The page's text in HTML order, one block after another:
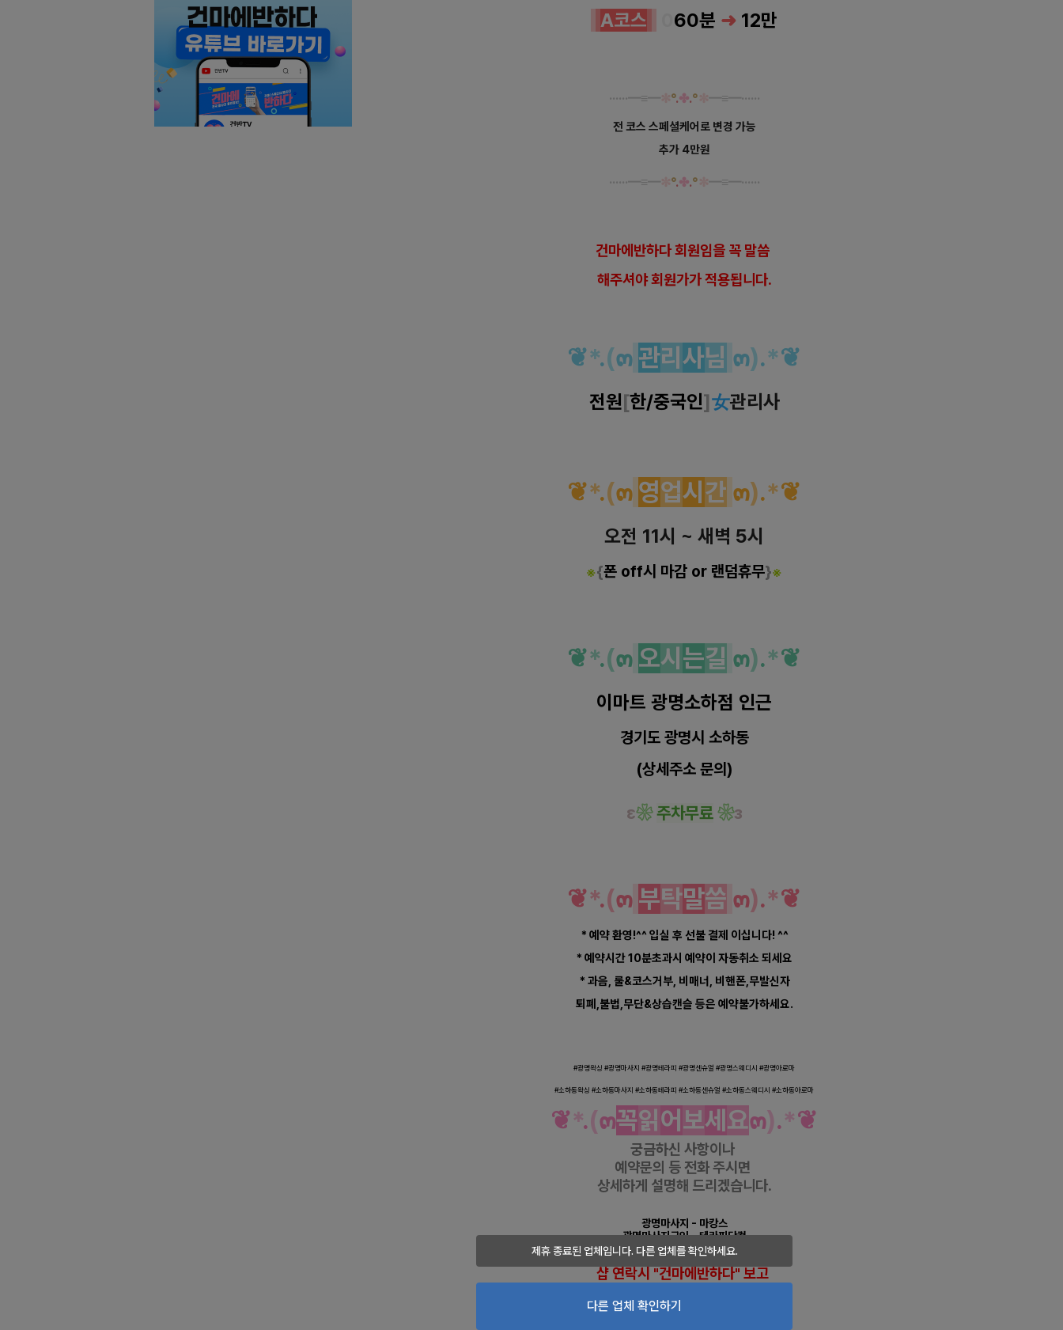
제휴 종료된 업체입니다. 다른 업체를 확인하세요.
다른 업체 확인하기
A코스 60분 ➜ 12만
······━≡━✼ °.✤.° ━≡━······
전 코스 스페셜케어로 변경 가능
추가 4만원
······━≡━✼ °.✤.° ━≡━······
건마에반하다 회원임을 꼭 말씀
해주셔야 회원가가 적용됩니다.
❦*.(๓ 관리 사님 ๓).*❦
전원[한/중국인]女관리사
❦*.(๓ 영업시 간 ๓).*❦
오전 11시 ~ 새벽 5시
※{폰 off시 마감 or 랜덤휴무}※
❦*.(๓ 오시 는길 ๓).*❦
이마트 광명소하점 인근
경기도 광명시 소하동
(상세주소 문의)
ε❀ 주차무료 ❀з
❦*.(๓ 부탁말씀 ๓).*❦
* 예약 환영!^^ 입실 후 선불 결제 이십니다! ^^
* 예약시간 10분초과시 예약이 자동취소 되세요
* 과음, 룰&코스거부, 비매너, 비핸폰,무발신자
퇴폐,불법,무단&상습캔슬 등은 예약불가하세요.
#광명왁싱 #광명마사지 #광명테라피 #광명센슈얼 #광명스웨디시 #광명아로마
#소하동왁싱 #소하동마사지 #소하동테라피 #소하동센슈얼 #소하동스웨디시 #소하동아로마
❦*.(๓꼭읽어 보세 요๓).*❦
궁금하신 사항이나
예약문의 등 전화 주시면
상세하게 설명해 드리겠습니다.
광명마사지 - 마캉스
광명마사지구인- 테라피닷컴
샵 연락시 "건마에반하다" 보고
회원가+더많은 혜택이 있습니다